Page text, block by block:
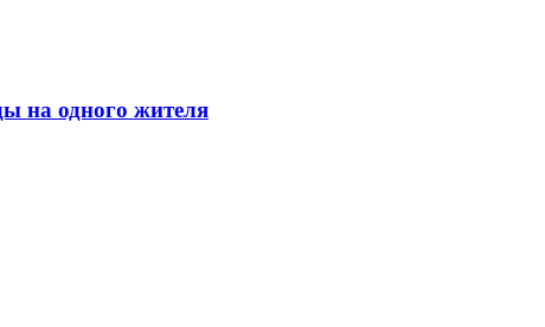
на одного жителя